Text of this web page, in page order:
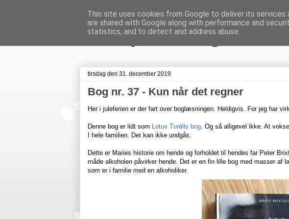
Livet på Vestegnen
tirsdag den 31. december 2019
Bog nr. 37 - Kun når det regner
Her i juleferien er der fart over boglæsningen. Heldigvis. For jeg har
Denne bog er lidt som Lotus Turèlls bog. Og så alligevel ikke. At
I hele familien. Det kan ikke undgås.
Dette er Maries historie om hende og forholdet til hendes far Peter
måde alkoholen påvirker hende. Det er en fin lille bog med masser af
som er i familie med en alkoholiker.
This site uses cookies from Google to deliver its services
are shared with Google along with performance and
statistics, and to detect and address abuse.